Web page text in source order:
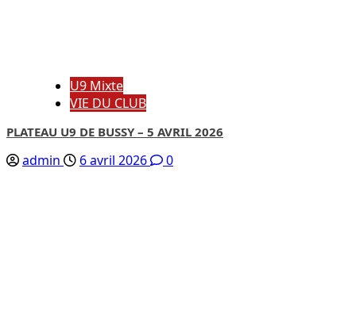
U9 Mixte
VIE DU CLUB
PLATEAU U9 DE BUSSY – 5 AVRIL 2026
admin 6 avril 2026 0